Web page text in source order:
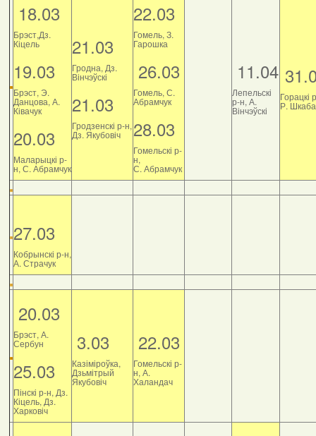
18.03
Брэст,Дз.
Кіцель
19.03
Брэст, Э.
Данцова, А.
Ківачук
20.03
Маларыцкі р-
н, С. Абрамчук
21.03
Гродна, Дз.
Вінчэўскі
21.03
Гродзенскі р-н,
Дз. Якубовіч
22.03
Гомель, З.
Гарошка
26.03
Гомель, С.
Абрамчук
28.03
Гомельскі р-
н,
С. Абрамчук
11.04
Лепельскі
р-н, А.
Вінчэўскі
Горацкі
Р.
27.03
Кобрынскі р-н,
А. Страчук
20.03
Брэст, А.
Сербун
25.03
Пінскі р-н, Дз.
Кіцель, Дз.
Харковіч
3.03
Казіміроўка,
Дзьмітрый
Якубовіч
22.03
Гомельскі р-
н, А.
Халандач